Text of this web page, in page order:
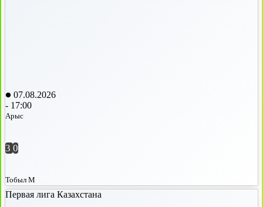
07.08.2026
- 17:00
Арыс
3 0
Тобыл М
Первая лига Казахстана